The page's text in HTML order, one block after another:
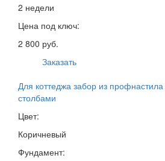
2 недели
Цена под ключ:
2 800 руб.
Заказать
Для коттеджа забор из
столбами
Цвет:
Коричневый
Фундамент: